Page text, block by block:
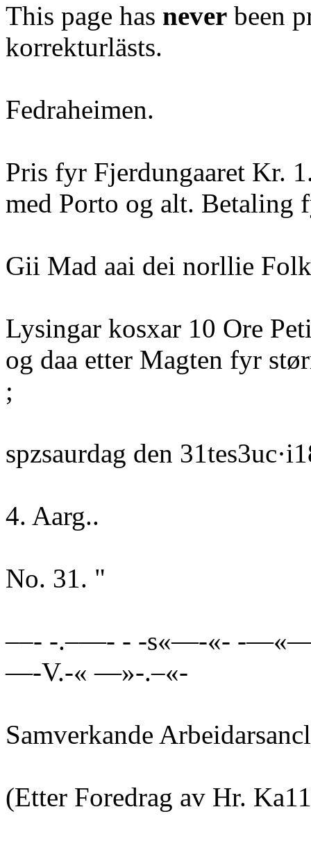
This page has never been
korrekturlästs.
Fedraheimen.
Pris fyr Fjerdungaaret Kr.
med Porto og alt. Betaling
Gii Mad aai dei norllie
Lysingar kosxar 10 Ore
og daa etter Magten fyr
;
spzsaurdag den
4. Aarg..
No. 31. "
––- -.–—- - -s«—-«- -
—-V.-« —»-.–«-
Samverkande
(Etter Foredrag av Hr.